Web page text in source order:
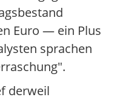
Euro — ein Plus
sprachen
derweil